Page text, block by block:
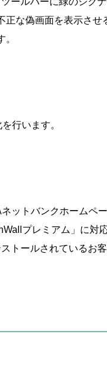
な偽画面を表示さ
行います。
ットバンクホームペ
プレミアム」に対
トールされているお